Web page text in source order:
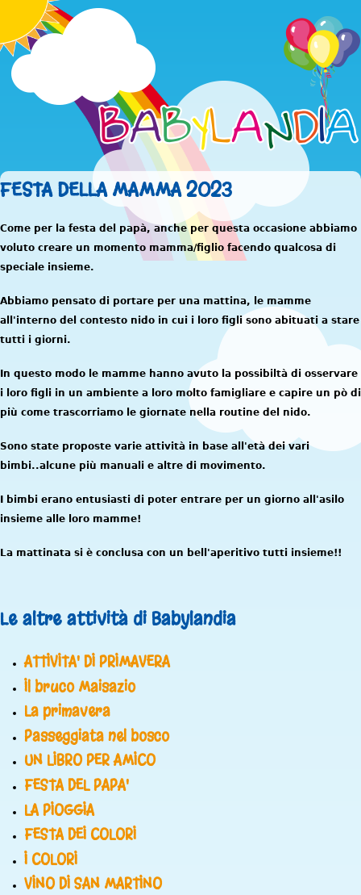
FESTA DELLA MAMMA 2023
Come per la festa del papà, anche per questa occasione abbiamo
voluto creare un momento mamma/figlio facendo qualcosa di
speciale insieme.
Abbiamo pensato di portare per una mattina, le mamme
all'interno del contesto nido in cui i loro figli sono abituati a stare
tutti i giorni.
In questo modo le mamme hanno avuto la possibiltà di osservare
i loro figli in un ambiente a loro molto famigliare e capire un pò di
più come trascorriamo le giornate nella routine del nido.
Sono state proposte varie attività in base all'età dei vari
bimbi..alcune più manuali e altre di movimento.
I bimbi erano entusiasti di poter entrare per un giorno all'asilo
insieme alle loro mamme!
La mattinata si è conclusa con un bell'aperitivo tutti insieme!!
Le altre attività di Babylandia
ATTIVITA' DI PRIMAVERA
Il bruco Maisazio
La primavera
Passeggiata nel bosco
UN LIBRO PER AMICO
FESTA DEL PAPA'
LA PIOGGIA
FESTA DEI COLORI
I COLORI
VINO DI SAN MARTINO